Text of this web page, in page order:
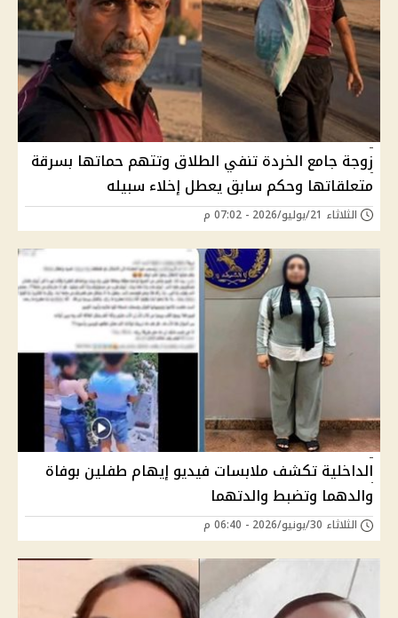
زوجة جامع الخردة تنفي الطلاق وتتهم حماتها بسرقة
متعلقاتها وحكم سابق يعطل إخلاء سبيله
الثلاثاء 21/يوليو/2026 - 07:02 م
الداخلية تكشف ملابسات فيديو إيهام طفلين بوفاة
والدهما وتضبط والدتهما
الثلاثاء 30/يونيو/2026 - 06:40 م